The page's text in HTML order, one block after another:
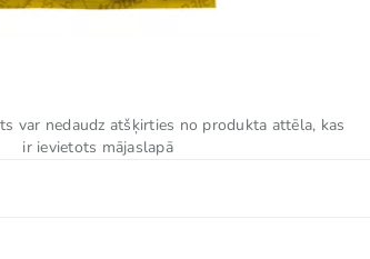
saulespuķu eļļa, garšvielas
var nedaudz atšķirties no produkta attēla, kas
ir ievietots mājaslapā